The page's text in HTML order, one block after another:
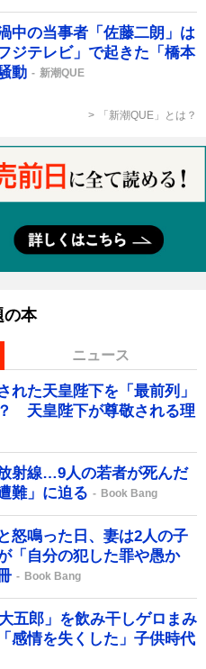
中の当事者「佐藤二朗」は
テレビ」で起きた「橋本
動
新潮QUE
「新潮QUE」とは？
の本
ニュース
れた天皇陛下を「最前列」
天皇陛下が尊敬される理
射線…9人の若者が死んだ
難」に迫る
Book Bang
怒鳴った日、妻は2人の子
「自分の犯した罪や愚か
Book Bang
五郎」を飲み干しゲロまみ
感情を失くした」子供時代